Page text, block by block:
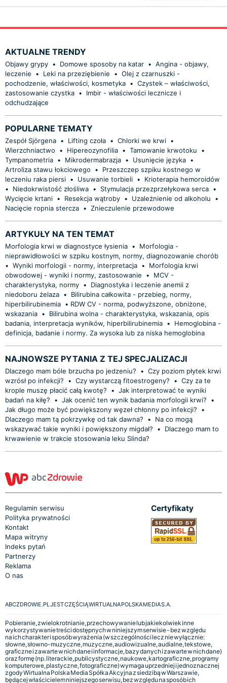
AKTUALNE TRENDY
Objawy grypy • Domowe sposoby na katar • Angina - objawy,
leczenie
• Leki na przeziębienie • Olej z czarnuszki -
pochodzenie, właściwości, kosmetyka • Czystek – właściwości,
zastosowanie czystka •
Imbir - właściwości lecznicze i
odchudzające
POPULARNE TEMATY
Zespół Sjörgena • Lifting czoła • Chlorki we krwi •
Wierzchniactwo
• Hipereozynofilia • Tamowanie krwotoku
•
Tympanometria • Mikrodermabrazja • Usunięcie języka •
Artroliza stawu łokciowego
•
Przeszczep szpiku kostnego w
leczeniu raka piersi • Usuwanie torbieli •
Krioterapia hemoroidów
•
Niedokrwistość złośliwa • Stymulacja przezprzełykowa serca •
Wycięcie krtani • Resekcja wątroby • Uzależnienie od alkoholu
•
Nacięcie ropnia stercza • Znieczulenie przewodowe
ARTYKUŁY NA TEN TEMAT
Morfologia krwi w diagnostyce łysienia •
Morfologia -
nieprawidłowości w szpiku kostnym, normy, diagnozowanie chorób
• Wyniki morfologii - normy, interpretacja •
Morfologia krwi
obwodowej - wyniki i normy, zastosowanie
•
MCV -
charakterystyka, normy •
Diagnostyka i leczenie anemii z
niedoboru żelaza •
Bilirubina całkowita - przebieg, normy,
hiperbilirubinemia • ​RDW CV - norma, podwyższone, obniżone,
wskazania •
Bilirubina wolna - charakterystyka, wskazania, opis
badania, interpretacja wyników, hiperbilirubinemia •
Hemoglobina -
definicja, badanie i normy. Za wysoka lub za niska hemoglobina
NAJNOWSZE PYTANIA Z TEJ SPECJALIZACJI
Dlaczego mam bóle brzucha po jedzeniu? • Czy poziom płytek krwi
wzrósł po infekcji?
• Czy wystarczą fitoestrogeny? • Czy za te
krople muszę płacić całą kwotę?
• Jak interpretować te wyniki
badań na kiłę?
• Jak ocenić ten wynik badania morfologii krwi?
•
Jak długo może być powiększony węzeł chłonny po infekcji?
•
Dlaczego mam tą pokrzywkę od tak dawna?
•
Na co mogą
wskazywać takie wyniki i powiększony migdał?
•
Dlaczego mam to
krwawienie w trakcie stosowania leku Slinda?
Regulamin serwisu
Polityka prywatności
Kontakt
Mapa witryny
Indeks pytań
Partnerzy
Reklama
O nas
Certyfikaty
ABCZDROWIE.PL JEST CZĘŚCIĄ WIRTUALNA POLSKA MEDIA S.A.
Pobieranie, zwielokrotnianie, przechowywanie lub jakiekolwiek inne
wykorzystywanie treści dostępnych w niniejszym serwisie - bez względu
na ich charakter i sposób wyrażenia (w szczególności lecz nie wyłącznie:
słowne, słowno-muzyczne, muzyczne, audiowizualne, audialne, tekstowe,
graficzne i zawarte w nich dane i informacje, bazy danych i zawarte w nich dane)
oraz formę (np. literackie, publicystyczne, naukowe, kartograficzne, programy
komputerowe, plastyczne, fotograficzne) wymaga uprzedniej i jednoznacznej
zgody Wirtualna Polska Media Spółka Akcyjna z siedzibą w Warszawie,
będącej właścicielem niniejszego serwisu, bez względu na sposób ich